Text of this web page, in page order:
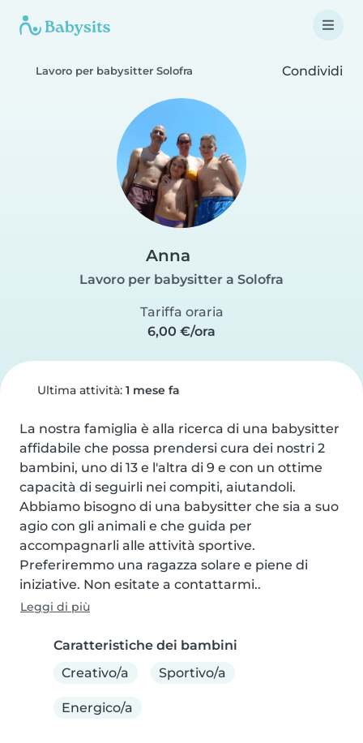
Lavoro per babysitter Solofra Condividi
Anna
Lavoro per babysitter a Solofra
Tariffa oraria
6,00 €/ora
Ultima attività: 1 mese fa
La nostra famiglia è alla ricerca di una babysitter
affidabile che possa prendersi cura dei nostri 2
bambini, uno di 13 e l'altra di 9 e con un ottime
capacità di seguirli nei compiti, aiutandoli.
Abbiamo bisogno di una babysitter che sia a suo
agio con gli animali e che guida per
accompagnarli alle attività sportive.
Preferiremmo una ragazza solare e piene di
iniziative. Non esitate a contattarmi..
Leggi di più
Caratteristiche dei bambini
Creativo/a
Sportivo/a
Energico/a